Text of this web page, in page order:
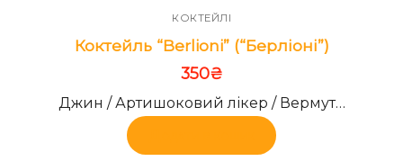
КОКТЕЙЛІ
Коктейль “Berlioni” (“Берліоні”)
350₴
Джин / Артишоковий лікер / Вермут…